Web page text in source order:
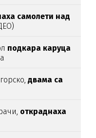
самолети над
подкара каруца
двама са
откраднаха